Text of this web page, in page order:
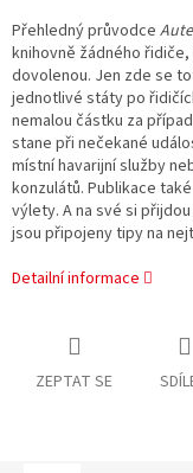
Přehledný průvodce
knihovně žádného
dovolenou. Jen zde se
jednotlivé státy po
nemalou částku za
stane při nečekané
místní havarijní služby
konzulátů. Publikace
výlety. A na své si
jsou připojeny tipy na
Detailní informace
ZEPTAT SE